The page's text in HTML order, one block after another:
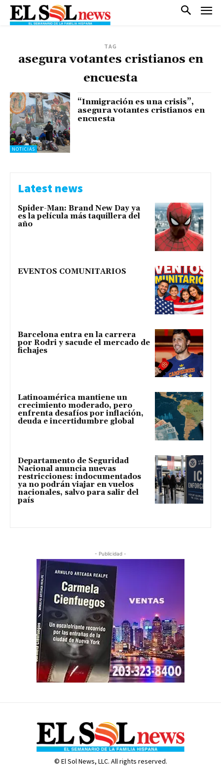
TAG
asegura votantes cristianos en
encuesta
NOTICIAS
“Inmigración es una crisis”,
asegura votantes cristianos en
encuesta
Latest news
Spider-Man: Brand New Day ya
es la película más taquillera del
año
EVENTOS COMUNITARIOS
Barcelona entra en la carrera
por Rodri y sacude el mercado de
fichajes
Latinoamérica mantiene un
crecimiento moderado, pero
enfrenta desafíos por inflación,
deuda e incertidumbre global
Departamento de Seguridad
Nacional anuncia nuevas
restricciones: indocumentados
ya no podrán viajar en vuelos
nacionales, salvo para salir del
país
- Publicidad -
© El Sol News, LLC. All rights reserved.